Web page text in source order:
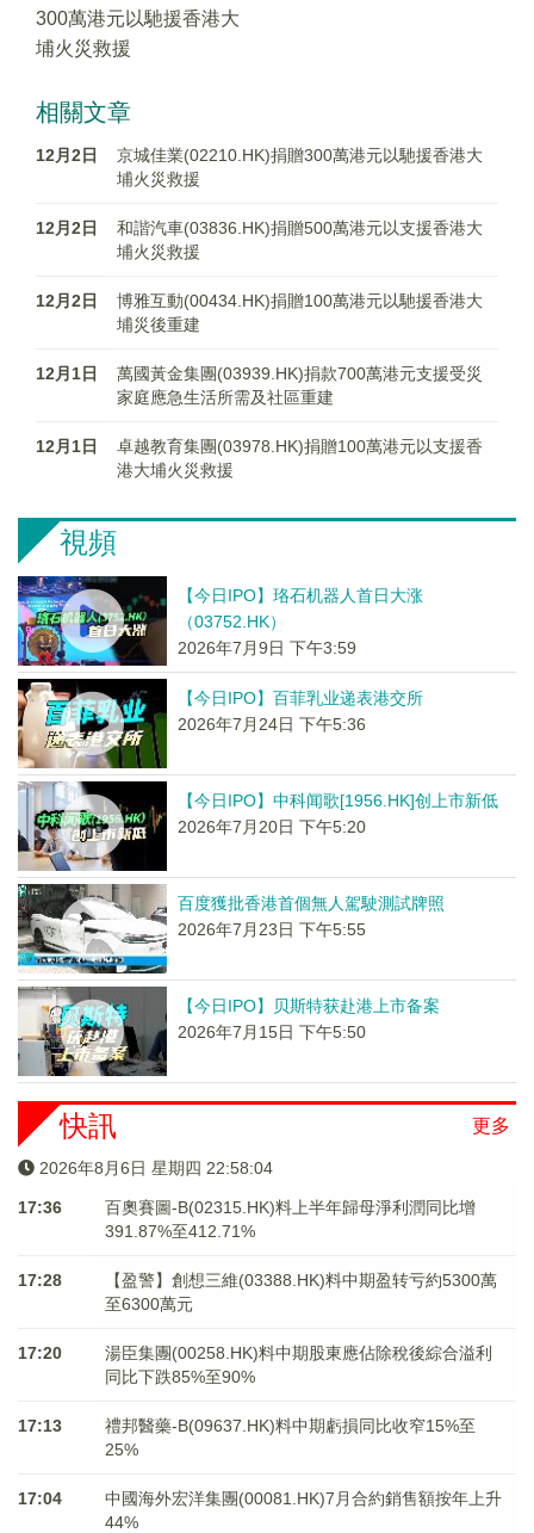
300萬港元以馳援香港大
埔火災救援
相關文章
12月2日
京城佳業(02210.HK)捐贈300萬港元以馳援香港大
埔火災救援
12月2日
和諧汽車(03836.HK)捐贈500萬港元以支援香港大
埔火災救援
12月2日
博雅互動(00434.HK)捐贈100萬港元以馳援香港大
埔災後重建
12月1日
萬國黃金集團(03939.HK)捐款700萬港元支援受災
家庭應急生活所需及社區重建
12月1日
卓越教育集團(03978.HK)捐贈100萬港元以支援香
港大埔火災救援
視頻
【今日IPO】珞石机器人首日大涨
（03752.HK）
2026年7月9日 下午3:59
【今日IPO】百菲乳业递表港交所
2026年7月24日 下午5:36
【今日IPO】中科闻歌[1956.HK]创上市新低
2026年7月20日 下午5:20
百度獲批香港首個無人駕駛測試牌照
2026年7月23日 下午5:55
【今日IPO】贝斯特获赴港上市备案
2026年7月15日 下午5:50
更多
快訊
2026年8月6日 星期四 22:58:04
17:36
百奧賽圖-B(02315.HK)料上半年歸母淨利潤同比增
391.87%至412.71%
17:28
【盈警】創想三維(03388.HK)料中期盈转亏約5300萬
至6300萬元
17:20
湯臣集團(00258.HK)料中期股東應佔除稅後綜合溢利
同比下跌85%至90%
17:13
禮邦醫藥-B(09637.HK)料中期虧損同比收窄15%至
25%
17:04
中國海外宏洋集團(00081.HK)7月合約銷售額按年上升
44%